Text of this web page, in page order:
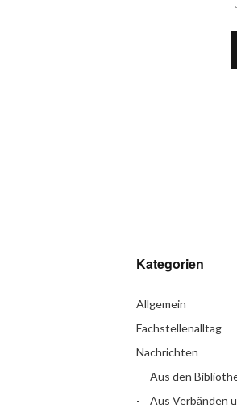
Kategorien
Allgemein
Fachstellenalltag
Nachrichten
Aus den
Aus Verbänden